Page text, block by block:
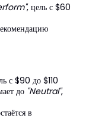
, цель с $60
с $90 до $110
до "Neutral",
в